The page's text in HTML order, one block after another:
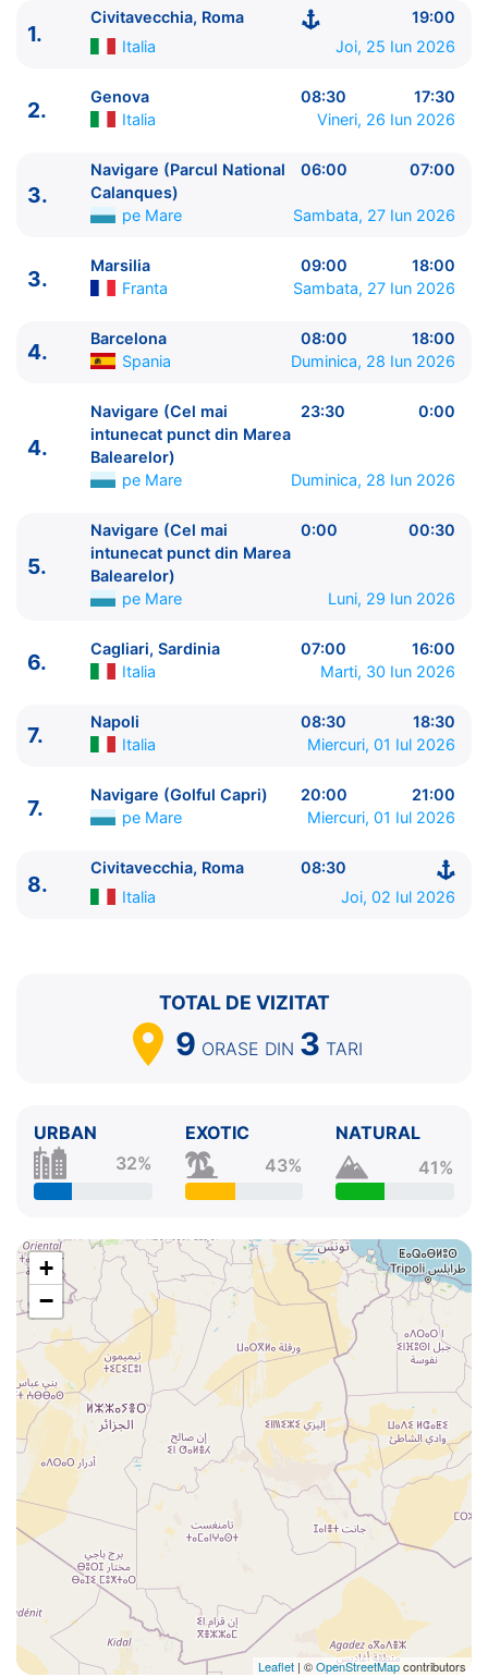
Sosire pe 02 Iul 2026 in Civitavecchia, Roma, Italia
Costa Toscana
ITINERARIU
----------------------------------------
Civitavecchia, Roma Italia ⚓ - 19:00
2.
Genova Italia 08:30 - 17:30
Navigare (Parcul National Calanques) pe Mare
Marsilia Franta 09:00 - 18:00
4.
Barcelona Spania 08:00 - 18:00
Navigare (Cel mai intunecat punct din Marea
Navigare (Cel mai intunecat punct din Marea
Balearelor) pe Mare
Napoli Italia
7.
Navigare (Golful Capri) pe Mare 20:00 - 21:00
1.
Civitavecchia, Roma
19:00
Italia
Joi, 25 Iun 2026
2.
Genova 08:30
17:30
Italia
Vineri, 26 Iun 2026
3.
Navigare (Parcul National
Calanques)
06:00 07:00
pe Mare Sambata, 27 Iun 2026
3.
Marsilia 09:00
18:00
Franta
Sambata, 27 Iun 2026
4.
Barcelona 08:00
18:00
Spania
Duminica, 28 Iun 2026
4.
Navigare (Cel mai
intunecat punct din Marea
Balearelor)
23:30 0:00
pe Mare Duminica, 28 Iun 2026
5.
Navigare (Cel mai
intunecat punct din Marea
Balearelor)
0:00 00:30
pe Mare Luni, 29 Iun 2026
6.
Cagliari, Sardinia 07:00
16:00
Italia
Marti, 30 Iun 2026
7.
Napoli 08:30
18:30
Italia
Miercuri, 01 Iul 2026
7.
Navigare (Golful Capri) 20:00
21:00
pe Mare
Miercuri, 01 Iul 2026
8.
Civitavecchia, Roma
08:30
Italia
Joi, 02 Iul 2026
TOTAL DE VIZITAT
9 ORASE DIN 3 TARI
URBAN
32%
EXOTIC
43%
NATURAL
41%
+
−
Leaflet | ©OpenStreetMapcontributors